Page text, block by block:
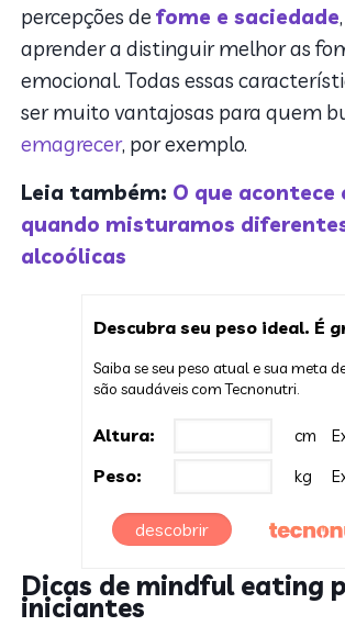
percepções defome e saciedade
aprender a distinguir melhor as
emocional. Todas essas
ser muito vantajosas para quem
emagrecer, por exemplo.
Leia também: O que acontece
quando misturamos
alcoólicas
Descubra seu peso ideal. É
Saiba se seu peso atual e sua meta
são saudáveis com Tecnonutri.
Altura: cm
Peso: kg
descobrir
Dicas de mindful eating
iniciantes